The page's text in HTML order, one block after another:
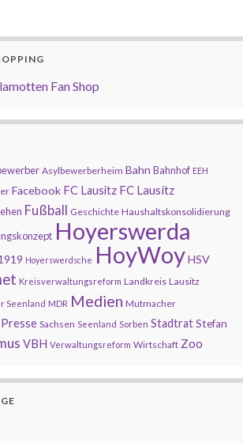
Asylbewerberheim Bahn Bahnhof EEH
Facebook FC Lausitz FC Lausitz
Fußball Geschichte Haushaltskonsolidierung
Hoyerswerda
Hoyerswerdsche HoyWoyHSV
Kreisverwaltungsreform Landkreis Lausitz
Seenland MDR Medien Mutmacher
Presse Sachsen Seenland Sorben StadtratStefan
VBH Verwaltungsreform Wirtschaft Zoo